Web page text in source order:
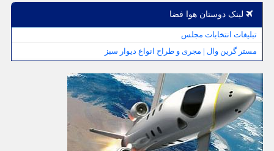
لینک دوستان هوا فضا
تبلیغات انتخابات مجلس
مستر گرین وال | مجری و طراح انواع دیوار سبز